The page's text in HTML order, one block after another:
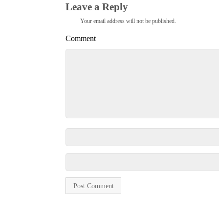
Leave a Reply
Your email address will not be published.
Comment